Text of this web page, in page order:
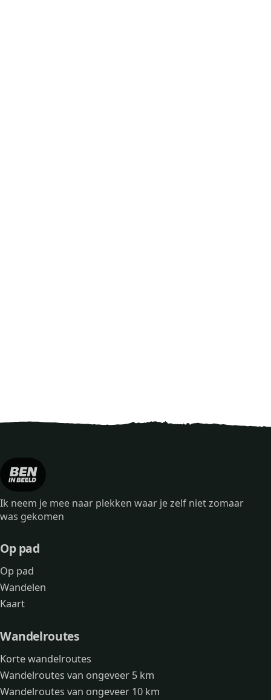
Ik neem je mee naar plekken waar je zelf niet zomaar
was gekomen
Op pad
Op pad
Wandelen
Kaart
Wandelroutes
Korte wandelroutes
Wandelroutes van ongeveer 5 km
Wandelroutes van ongeveer 10 km